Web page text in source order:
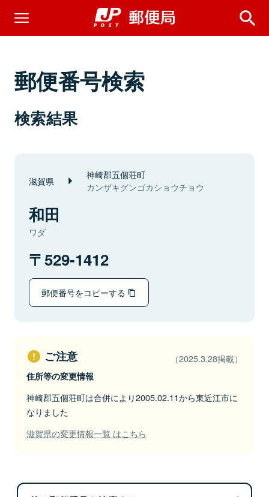
郵便番号検索
検索結果
滋賀県 神崎郡五個荘町
カンザキグンゴカショウチョウ
和田
ワダ
529-1412
郵便番号をコピーする
ご注意 （2025.3.28掲載）
住所等の変更情報
神崎郡五個荘町は合併により2005.02.11から東近江市に
なりました
滋賀県の変更情報一覧 はこちら